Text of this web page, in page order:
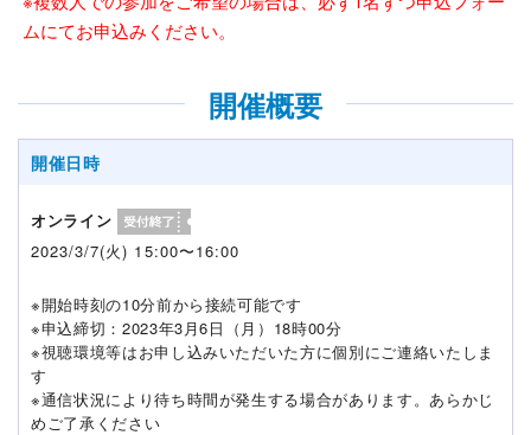
ムにてお申込みください。
開催概要
開催日時
オンライン
2023/3/7(火) 15:00〜16:00
※開始時刻の10分前から接続可能です
※申込締切：2023年3月6日（月）18時00分
※視聴環境等はお申し込みいただいた方に個別にご連絡いたしま
す
※通信状況により待ち時間が発生する場合があります。あらかじ
めご了承ください